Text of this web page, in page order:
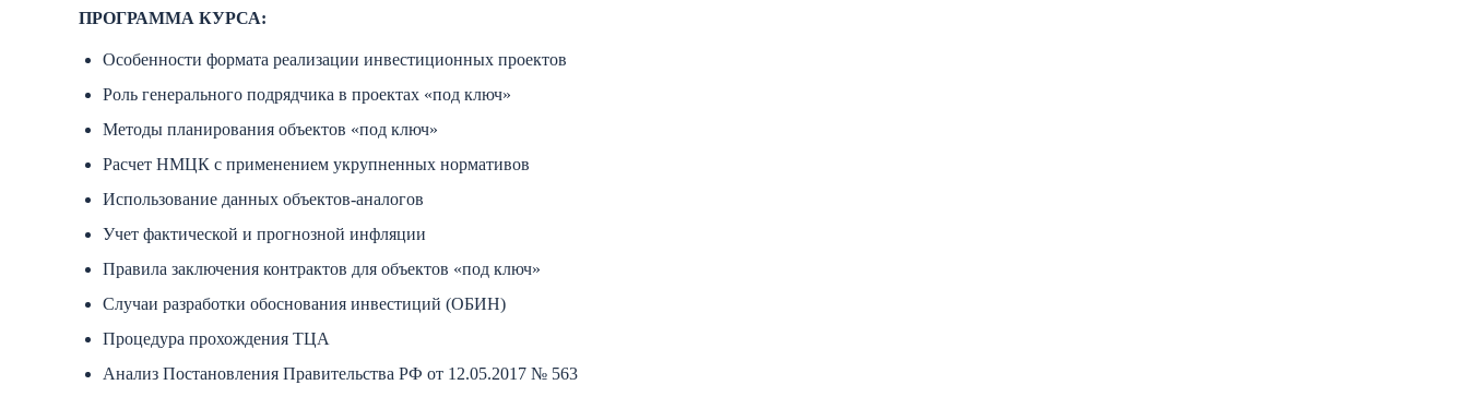
ПРОГРАММА КУРСА:
Особенности формата реализации инвестиционных проектов
Роль генерального подрядчика в проектах «под ключ»
Методы планирования объектов «под ключ»
Расчет НМЦК с применением укрупненных нормативов
Использование данных объектов-аналогов
Учет фактической и прогнозной инфляции
Правила заключения контрактов для объектов «под ключ»
Случаи разработки обоснования инвестиций (ОБИН)
Процедура прохождения ТЦА
Анализ Постановления Правительства РФ от 12.05.2017 № 563